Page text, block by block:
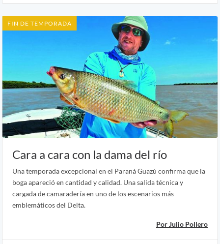
FIN DE TEMPORADA
Cara a cara con la dama del río
Una temporada excepcional en el Paraná Guazú confirma que la
boga apareció en cantidad y calidad. Una salida técnica y
cargada de camaradería en uno de los escenarios más
emblemáticos del Delta.
Por Julio Pollero